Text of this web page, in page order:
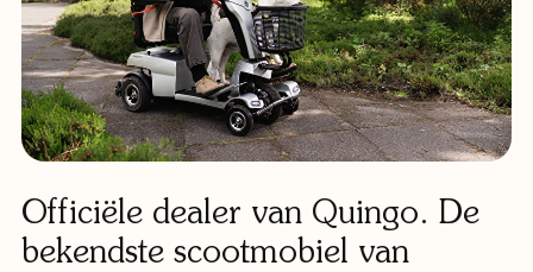
Officiële dealer van Quingo. De
bekendste scootmobiel van